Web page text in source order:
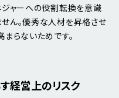
ジャーへの役割転換を意識
ん。優秀な人材を昇格させ
らないためです。
経営上のリスク